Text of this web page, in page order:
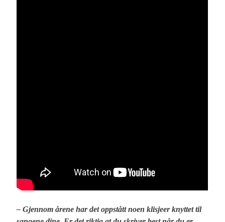
– Gjennom årene har det oppstått noen klisjeer knyttet til